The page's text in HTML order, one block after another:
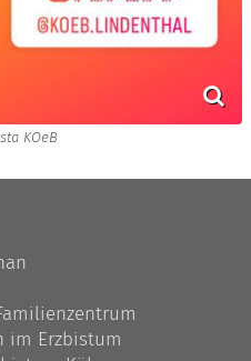
KOeB
im Erzbistum